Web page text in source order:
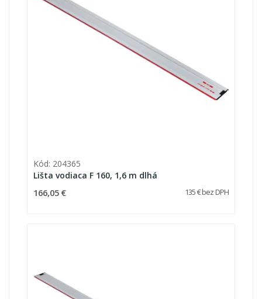
Kód: 204365
Lišta vodiaca F 160, 1,6 m dlhá
166,05 € 135 € bez DPH